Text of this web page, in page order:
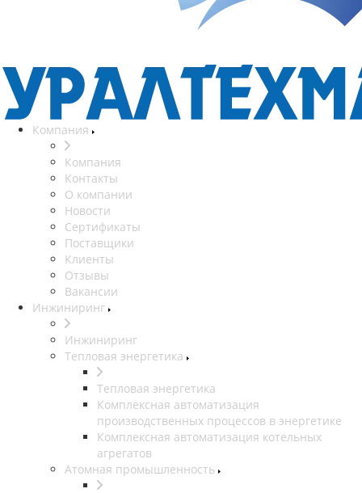
Компания
Компания
Контакты
О компании
Новости
Сертификаты
Поставщики
Клиенты
Отзывы
Вакансии
Инжиниринг
Инжиниринг
Тепловая энергетика
Тепловая энергетика
Комплексная автоматизация
производственных процессов в энергетике
Комплексная автоматизация котельных
агрегатов
Атомная промышленность